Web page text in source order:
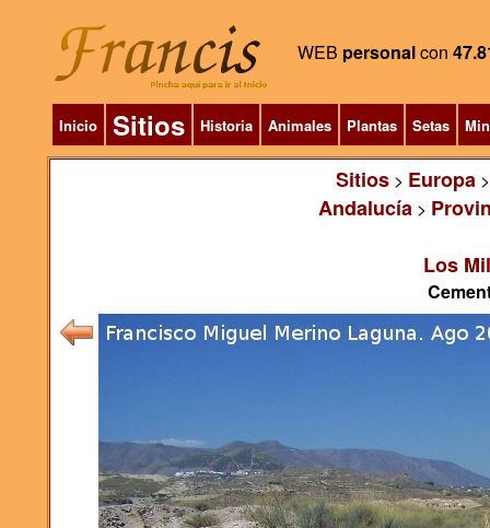
WEB personalcon
Inicio Sitios Historia Animales Plantas Setas
Sitios> Europa
Andalucía>
Los